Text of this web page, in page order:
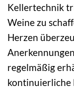
Kellertechnik
Weine zu
Herzen
regelmäßig
kontinuierliche